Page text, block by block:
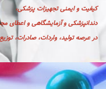
کیفیت و ایمنی تجهیزات پزشکی،
دندانپزشکی و آزمایشگاهی و اعطای
در عرصه تولید، واردات، صادرات،